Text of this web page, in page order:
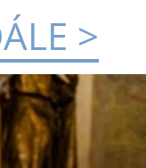
>